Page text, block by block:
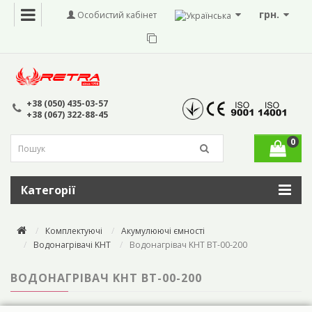
грн.
Особистий кабінет
+38 (050) 435-03-57
+38 (067) 322-88-45
0
Категорії
Комплектуючі
Акумулюючі ємності
Водонагрівачі KHT
Водонагрівач KHT BT-00-200
ВОДОНАГРІВАЧ KHT BT-00-200